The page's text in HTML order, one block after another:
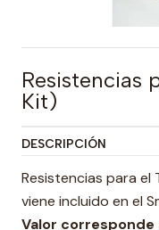
Resistencias
Kit)
DESCRIPCIÓN
Resistencias para el
viene incluido en el
Valor corresponde